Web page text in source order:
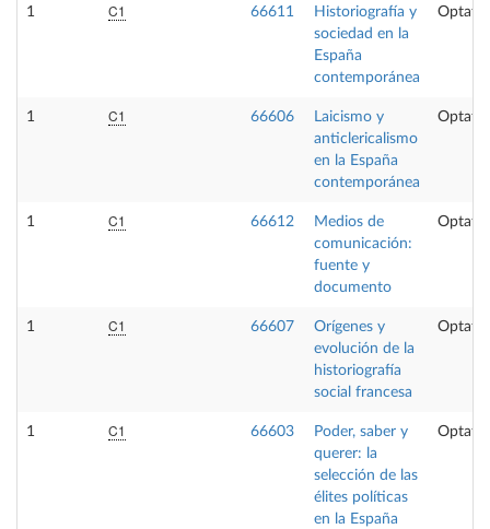
1 C1 66611
Historiografía y
sociedad en la
España
contemporánea
1 C1 66606
Laicismo y
anticlericalismo
en la España
contemporánea
1 C1 66612
Medios de
comunicación:
fuente y
documento
1 C1 66607
Orígenes y
evolución de la
historiografía
social francesa
1 C1 66603
Poder, saber y
querer: la
selección de las
élites políticas
en la España